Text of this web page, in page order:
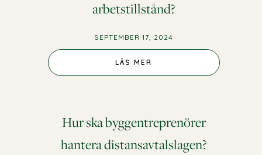
arbetstillstånd?
SEPTEMBER 17, 2024
LÄS MER
Hur ska byggentreprenörer
hantera distansavtalslagen?